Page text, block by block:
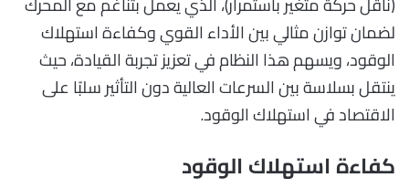
لضمان توازن مثالي بين الأداء القوي وكفاءة استهلاك
الوقود، ويسهم هذا النظام في تعزيز تجربة القيادة، حيث
ينتقل بسلاسة بين السرعات العالية دون التأثير سلبًا على
الاقتصاد في استهلاك الوقود.
كفاءة استهلاك الوقود